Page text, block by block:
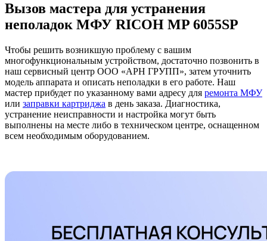
Вызов мастера для устранения
неполадок МФУ RICOH MP 6055SP
Чтобы решить возникшую проблему с вашим
многофункциональным устройством, достаточно позвонить в
наш сервисный центр ООО «АРН ГРУПП», затем уточнить
модель аппарата и описать неполадки в его работе. Наш
мастер прибудет по указанному вами адресу для ремонта МФУ
или заправки картриджа в день заказа. Диагностика,
устранение неисправности и настройка могут быть
выполнены на месте либо в техническом центре, оснащенном
всем необходимым оборудованием.